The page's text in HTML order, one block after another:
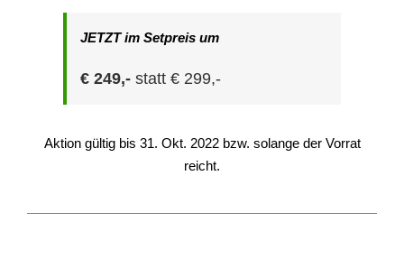
JETZT im Setpreis um
€ 249,- statt € 299,-
Aktion gültig bis 31. Okt. 2022 bzw. solange der Vorrat
reicht.